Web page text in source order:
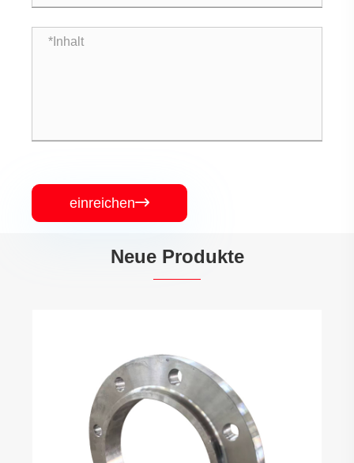
einreichen
Neue Produkte
Überlappungsverbindungsstummelenden
Mehr sehen >>